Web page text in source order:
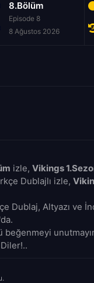
8.Bölüm
Episode 8
8 Ağustos 2026
izle, Vikings
Dublajlı izle,
Dublaj, Altyazı ve